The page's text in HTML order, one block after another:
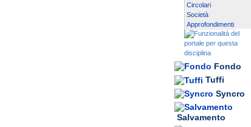
Circolari
Società
Approfondimenti
Fondo
Tuffi
Syncro
Salvamento